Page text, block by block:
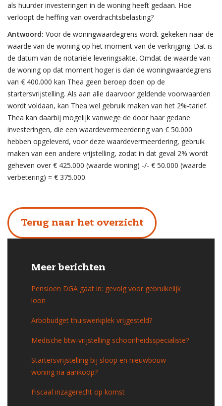
als huurder investeringen in de woning heeft gedaan. Hoe
verloopt de heffing van overdrachtsbelasting?
Antwoord: Voor de woningwaardegrens wordt gekeken naar de
waarde van de woning op het moment van de verkrijging. Dat is
de datum van de notariële leveringsakte. Omdat de waarde van
de woning op dat moment hoger is dan de woningwaardegrens
van € 400.000 kan Thea geen beroep doen op de
startersvrijstelling. Als aan alle daarvoor geldende voorwaarden
wordt voldaan, kan Thea wel gebruik maken van het 2%-tarief.
Thea kan daarbij mogelijk vanwege de door haar gedane
investeringen, die een waardevermeerdering van € 50.000
hebben opgeleverd, voor deze waardevermeerdering, gebruik
maken van een andere vrijstelling, zodat in dat geval 2% wordt
geheven over € 425.000 (waarde woning) -/- € 50.000 (waarde
verbetering) = € 375.000.
Terug naar het overzicht
Meer berichten
Pensioen DGA gaat in: gevolg voor gebruikelijk
loon
Arbobudget thuiswerkplek vrijgesteld?
Medische btw-vrijstelling schoonheidsspecialiste?
Startersvrijstelling bij sloop en nieuwbouw
woning na aankoop?
Fiscaal inzagerecht op komst